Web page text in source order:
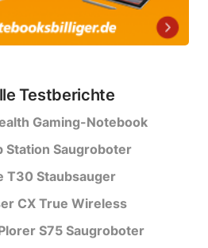
Testberichte
Gaming-Notebook
Station Saugroboter
T30 Staubsauger
CX True Wireless
S75 Saugroboter